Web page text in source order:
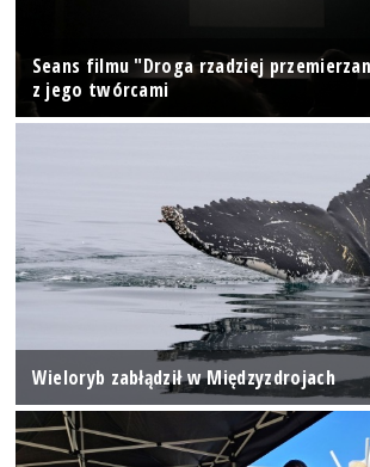
Seans filmu "Droga rzadziej
z jego twórcami
Wieloryb zabłądził w Międzyzdrojach